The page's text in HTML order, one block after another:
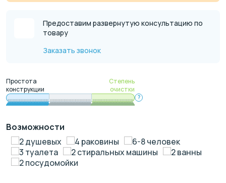
Предоставим развернутую консультацию по
товару
Заказать звонок
Простота
конструкции
Степень
очистки
?
Возможности
2 душевых
4 раковины
6-8 человек
3 туалета
2 стиральных машины
2 ванны
2 посудомойки